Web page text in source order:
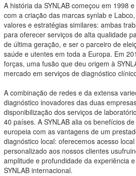
A história da SYNLAB começou em 1998
com a criação das marcas synlab e
valores e estratégias similares: ambas
para oferecer serviços de alta qualidade
de última geração, e ser o parceiro de
saúde e utentes em toda a Europa. Em
forças, uma fusão que deu origem à
mercado em serviços de diagnóstico
A combinação de redes e da extensa
diagnóstico inovadores das duas
disponibilização dos serviços de
40 países. A SYNLAB alia os benefícios
europeia com as vantagens de um
diagnóstico local: oferecemos acesso
personalizado aos nossos clientes
amplitude e profundidade da experiência
SYNLAB internacional.